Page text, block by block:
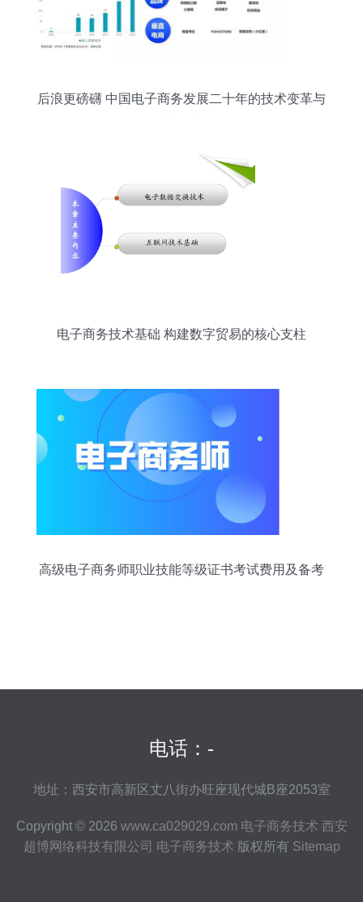
后浪更磅礴 中国电子商务发展二十年的技术变革与
电子商务技术基础 构建数字贸易的核心支柱
高级电子商务师职业技能等级证书考试费用及备考
电话：-
地址：西安市高新区丈八街办旺座现代城B座2053室
Copyright © 2026 www.ca029029.com 电子商务技术 西安
超博网络科技有限公司 电子商务技术 版权所有 Sitemap